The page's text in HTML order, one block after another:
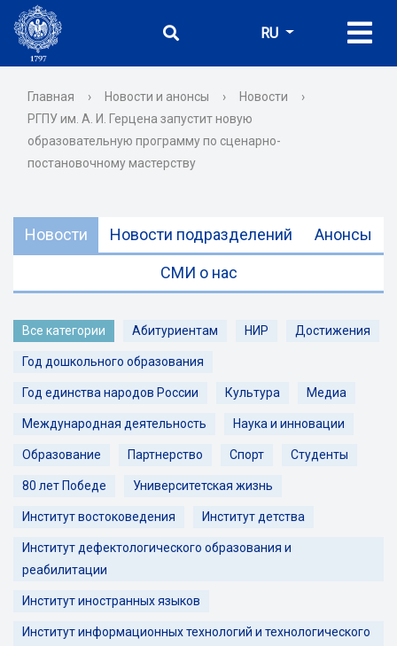
RU
Главная › Новости и анонсы › Новости
›
РГПУ им. А. И. Герцена запустит новую
образовательную программу по сценарно-
постановочному мастерству
Новости Новости подразделений Анонсы
СМИ о нас
Все категории Абитуриентам НИР Достижения
Год дошкольного образования
Год единства народов России Культура Медиа
Международная деятельность Наука и инновации
Образование Партнерство Спорт Студенты
80 лет Победе Университетская жизнь
Институт востоковедения Институт детства
Институт дефектологического образования и
реабилитации
Институт иностранных языков
Институт информационных технологий и технологического